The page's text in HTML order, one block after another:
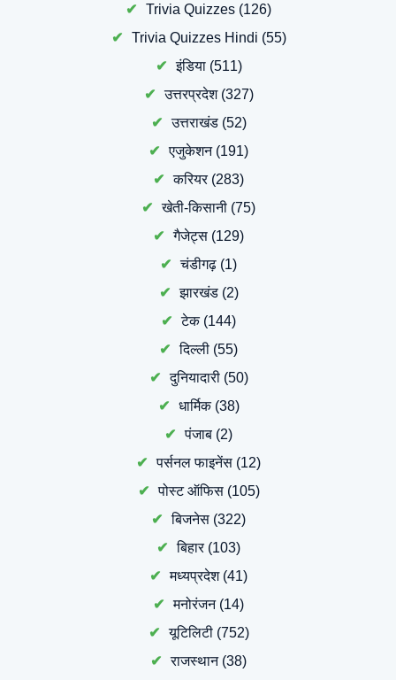
Trivia Quizzes (126)
Trivia Quizzes Hindi (55)
इंडिया(511)
उत्तरप्रदेश(327)
उत्तराखंड(52)
एजुकेशन(191)
करियर(283)
खेती-किसानी (75)
गैजेट्स (129)
चंडीगढ़ (1)
झारखंड(2)
टेक(144)
दिल्ली (55)
दुनियादारी(50)
धार्मिक(38)
पंजाब (2)
पर्सनल फाइनेंस (12)
पोस्ट ऑफिस(105)
बिजनेस (322)
बिहार(103)
मध्यप्रदेश(41)
मनोरंजन(14)
यूटिलिटी(752)
राजस्थान(38)